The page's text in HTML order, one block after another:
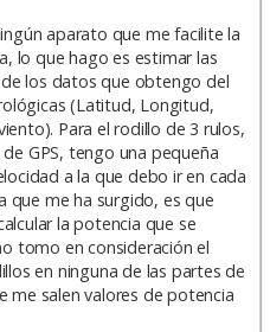
aparato que me facilite la
lo que hago es estimar las
los datos que obtengo del
(Latitud, Longitud,
Para el rodillo de 3 rulos,
GPS, tengo una pequeña
a la que debo ir en cada
que me ha surgido, es que
la potencia que se
tomo en consideración el
en ninguna de las partes de
me salen valores de potencia